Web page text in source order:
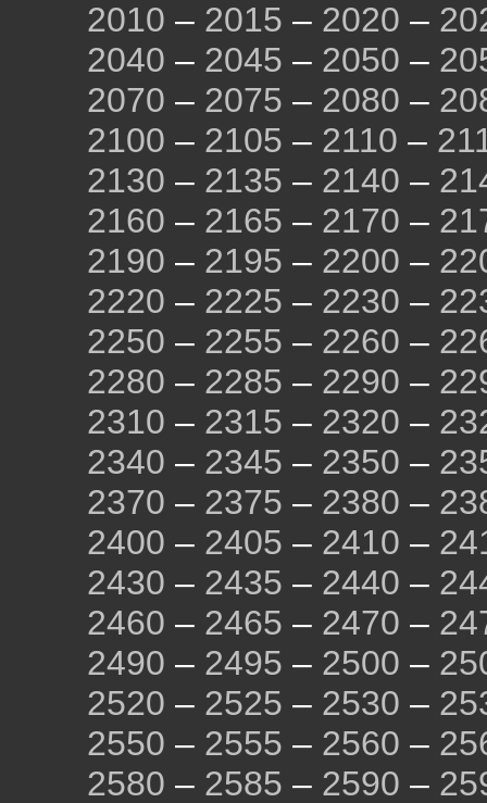
2010 – 2015 – 2020 –
2040 – 2045 – 2050 –
2070 – 2075 – 2080 –
2100 – 2105 – 2110 –
2130 – 2135 – 2140 –
2160 – 2165 – 2170 –
2190 – 2195 – 2200 –
2220 – 2225 – 2230 –
2250 – 2255 – 2260 –
2280 – 2285 – 2290 –
2310 – 2315 – 2320 –
2340 – 2345 – 2350 –
2370 – 2375 – 2380 –
2400 – 2405 – 2410 –
2430 – 2435 – 2440 –
2460 – 2465 – 2470 –
2490 – 2495 – 2500 –
2520 – 2525 – 2530 –
2550 – 2555 – 2560 –
2580 – 2585 – 2590 –